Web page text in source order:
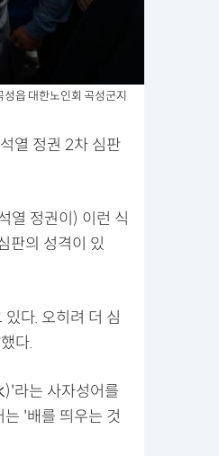
읍 대한노인회 곡성군지
열 정권 2차 심판
열 정권이) 이런 식
판의 성격이 있
다. 오히려 더 심
다.
라는 사자성어를
'배를 띄우는 것